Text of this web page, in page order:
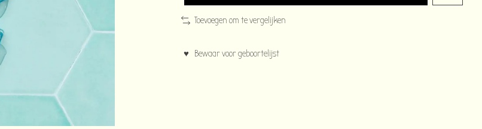
Toevoegen om te vergelijken
♥ Bewaar voor geboortelijst